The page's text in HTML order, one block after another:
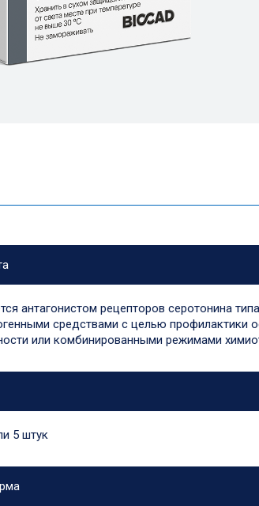
антагонистом рецепторов серотонина
средствами с целью профилактики
или комбинированными режимами
5 штук